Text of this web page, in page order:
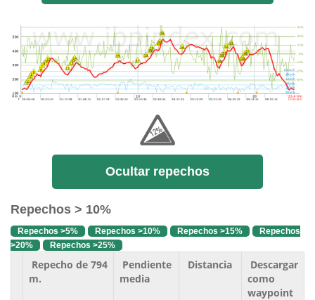
Ocultar repechos
Repechos > 10%
Repechos >5% Repechos >10% Repechos >15%
Repechos
>20%
Repechos >25%
Repecho de 794
m.
Pendiente
media
Distancia
Descargar
como
waypoint